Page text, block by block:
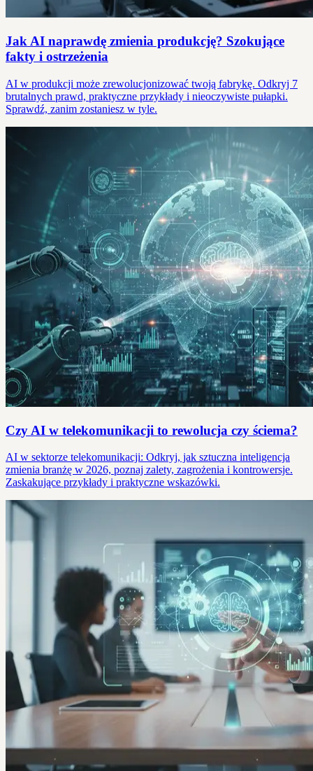
Jak AI naprawdę zmienia produkcję? Szokujące
fakty i ostrzeżenia
AI w produkcji może zrewolucjonizować twoją fabrykę. Odkryj 7
brutalnych prawd, praktyczne przykłady i nieoczywiste pułapki.
Sprawdź, zanim zostaniesz w tyle.
Czy AI w telekomunikacji to rewolucja czy ściema?
AI w sektorze telekomunikacji: Odkryj, jak sztuczna inteligencja
zmienia branżę w 2026, poznaj zalety, zagrożenia i kontrowersje.
Zaskakujące przykłady i praktyczne wskazówki.